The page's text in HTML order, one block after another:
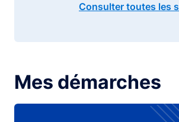
Consulter toutes les
Mes démarches